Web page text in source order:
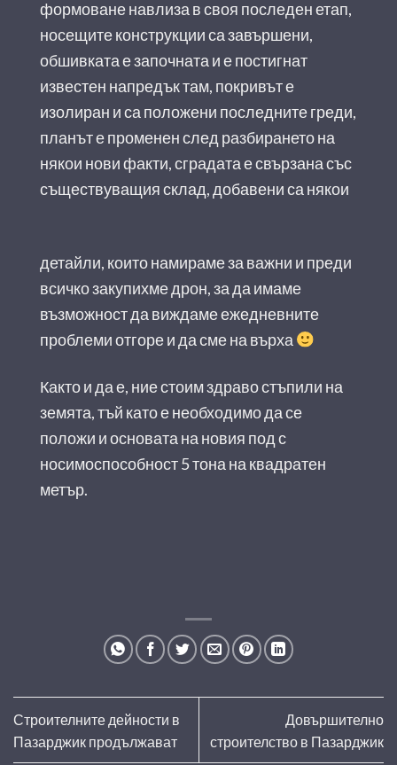
формоване навлиза в своя последен етап,
носещите конструкции са завършени,
обшивката е започната и е постигнат
известен напредък там, покривът е
изолиран и са положени последните греди,
планът е променен след разбирането на
някои нови факти, сградата е свързана със
съществуващия склад, добавени са някои
детайли, които намираме за важни и преди
всичко закупихме дрон, за да имаме
възможност да виждаме ежедневните
проблеми отгоре и да сме на върха
Както и да е, ние стоим здраво стъпили на
земята, тъй като е необходимо да се
положи и основата на новия под с
носимоспособност 5 тона на квадратен
метър.
Строителните дейности в
Пазарджик продължават
Довършително
строителство в Пазарджик